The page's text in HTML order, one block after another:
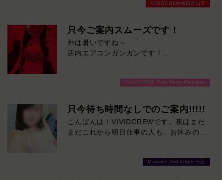
「仕事終わりに少し癒されたい」
そんな方にぴったりの一日。
タイプの違う女の子が勢揃いしているの
で、きっとお気に入りの一人が見つかるは
ずです。
金曜日だからこその特別な盛り上がりを、
ぜひ当店でお楽しみください。
VIVIDCREW梅田堂山店
只今ご案内スムーズです！
外は暑いですね～
店内エアコンガンガンです！
ご来店お待ちしております！VIVIDCREW Pink Party Paradise
只今待ち時間なしでのご案内!!!!!
こんばんは！VIVIDCREWです。夜はまだ
まだこれから明日仕事の人も、お休みの方
Madame 2nd virgin 十三